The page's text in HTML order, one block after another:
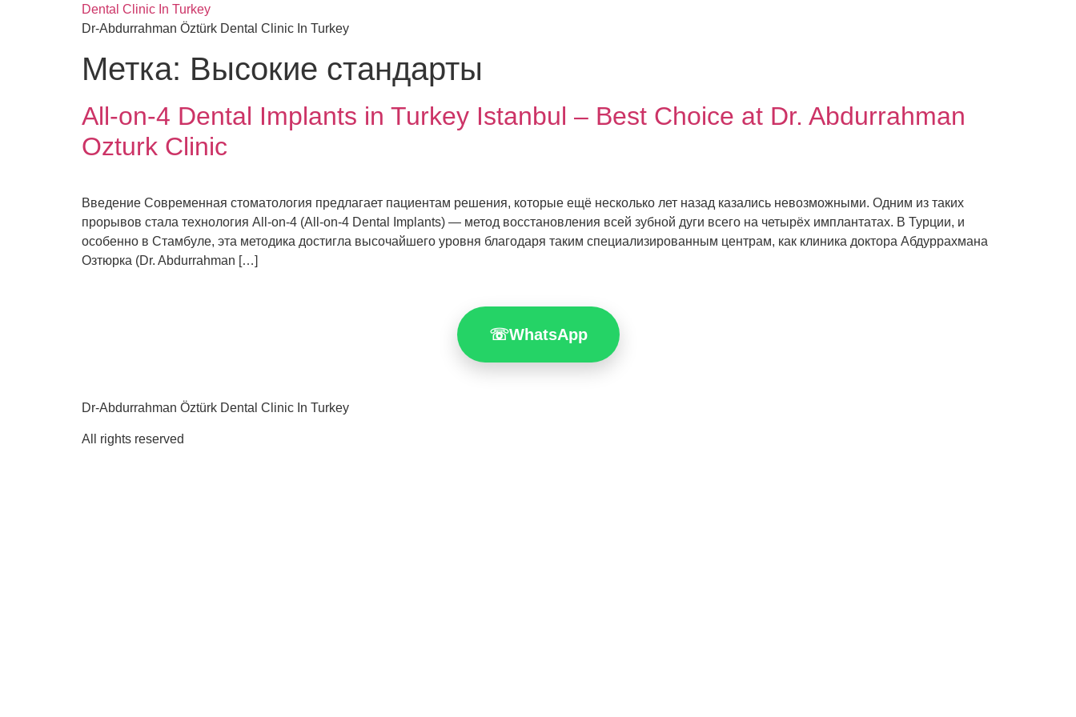
Dental Clinic In Turkey
Dr-Abdurrahman Öztürk Dental Clinic In Turkey
Метка: Высокие стандарты
All-on-4 Dental Implants in Turkey Istanbul – Best Choice at Dr. Abdurrahman
Ozturk Clinic
Введение Современная стоматология предлагает пациентам решения, которые ещё несколько лет назад казались невозможными. Одним из таких
прорывов стала технология All-on-4 (All-on-4 Dental Implants) — метод восстановления всей зубной дуги всего на четырёх имплантатах. В Турции, и
особенно в Стамбуле, эта методика достигла высочайшего уровня благодаря таким специализированным центрам, как клиника доктора Абдуррахмана
Озтюрка (Dr. Abdurrahman […]
☏WhatsApp
Dr-Abdurrahman Öztürk Dental Clinic In Turkey
All rights reserved